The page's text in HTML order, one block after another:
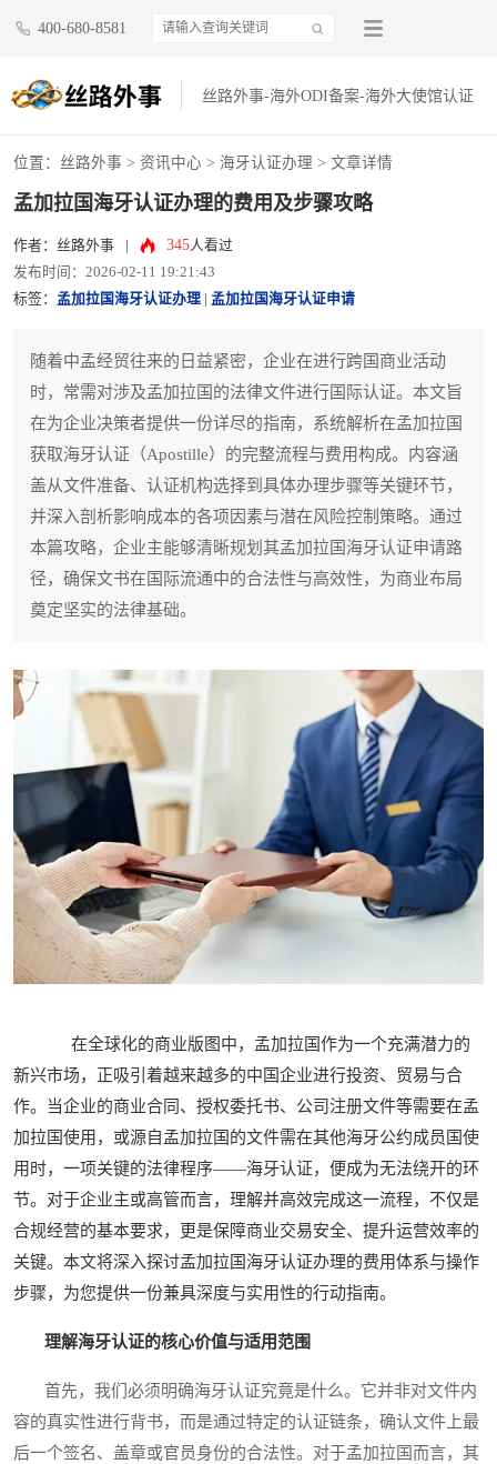
400-680-8581
丝路外事-海外ODI备案-海外大使馆认证
位置： 丝路外事 > 资讯中心 > 海牙认证办理 > 文章详情
孟加拉国海牙认证办理的费用及步骤攻略
作者：丝路外事 345人看过
发布时间：2026-02-11 19:21:43
标签： 孟加拉国海牙认证办理 孟加拉国海牙认证申请
随着中孟经贸往来的日益紧密，企业在进行跨国商业活动
时，常需对涉及孟加拉国的法律文件进行国际认证。本文旨
在为企业决策者提供一份详尽的指南，系统解析在孟加拉国
获取海牙认证（Apostille）的完整流程与费用构成。内容涵
盖从文件准备、认证机构选择到具体办理步骤等关键环节，
并深入剖析影响成本的各项因素与潜在风险控制策略。通过
本篇攻略，企业主能够清晰规划其孟加拉国海牙认证申请路
径，确保文书在国际流通中的合法性与高效性，为商业布局
奠定坚实的法律基础。
在全球化的商业版图中，孟加拉国作为一个充满潜力的
新兴市场，正吸引着越来越多的中国企业进行投资、贸易与合
作。当企业的商业合同、授权委托书、公司注册文件等需要在孟
加拉国使用，或源自孟加拉国的文件需在其他海牙公约成员国使
用时，一项关键的法律程序——海牙认证，便成为无法绕开的环
节。对于企业主或高管而言，理解并高效完成这一流程，不仅是
合规经营的基本要求，更是保障商业交易安全、提升运营效率的
关键。本文将深入探讨孟加拉国海牙认证办理的费用体系与操作
步骤，为您提供一份兼具深度与实用性的行动指南。
理解海牙认证的核心价值与适用范围
首先，我们必须明确海牙认证究竟是什么。它并非对文件内
容的真实性进行背书，而是通过特定的认证链条，确认文件上最
后一个签名、盖章或官员身份的合法性。对于孟加拉国而言，其